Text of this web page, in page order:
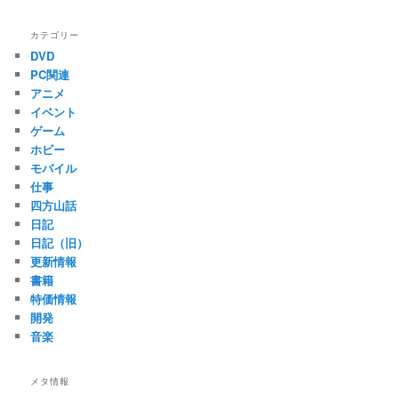
カテゴリー
DVD
PC関連
アニメ
イベント
ゲーム
ホビー
モバイル
仕事
四方山話
日記
日記（旧）
更新情報
書籍
特価情報
開発
音楽
メタ情報